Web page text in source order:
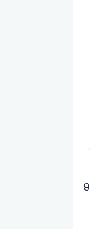
ارتفاع جديد.. سعر الذهب اليوم الأحد 9